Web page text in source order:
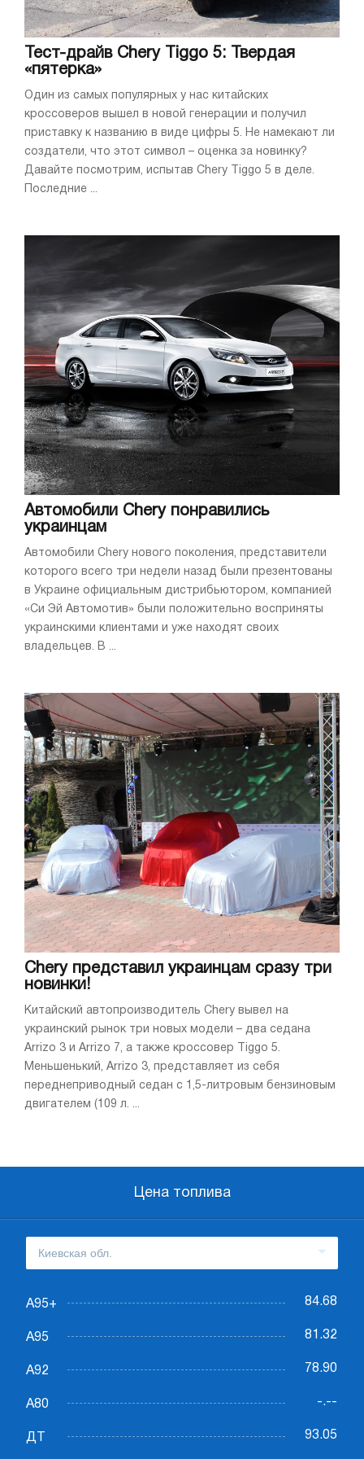
Тест-драйв Chery Tiggo 5: Твердая
«пятерка»
Один из самых популярных у нас китайских
кроссоверов вышел в новой генерации и получил
приставку к названию в виде цифры 5. Не намекают ли
создатели, что этот символ – оценка за новинку?
Давайте посмотрим, испытав Chery Tiggo 5 в деле.
Последние ...
Автомобили Chery понравились
украинцам
Автомобили Chery нового поколения, представители
которого всего три недели назад были презентованы
в Украине официальным дистрибьютором, компанией
«Си Эй Автомотив» были положительно восприняты
украинскими клиентами и уже находят своих
владельцев. В ...
Chery представил украинцам сразу три
новинки!
Китайский автопроизводитель Chery вывел на
украинский рынок три новых модели – два седана
Arrizo 3 и Arrizo 7, а также кроссовер Tiggo 5.
Меньшенький, Arrizo 3, представляет из себя
переднеприводный седан с 1,5-литровым бензиновым
двигателем (109 л. ...
Цена топлива
А95+ 84.68
А95 81.32
А92 78.90
А80 -.--
ДТ 93.05